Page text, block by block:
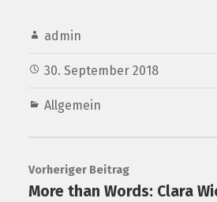
admin
30. September 2018
Allgemein
Vorheriger Beitrag
More than Words: Clara